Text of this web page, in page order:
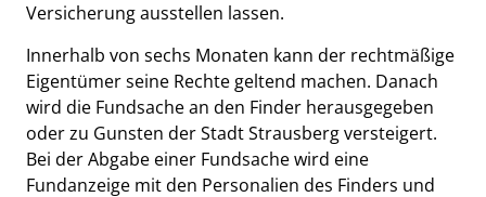
Versicherung ausstellen lassen.
Innerhalb von sechs Monaten kann der rechtmäßige
Eigentümer seine Rechte geltend machen. Danach
wird die Fundsache an den Finder herausgegeben
oder zu Gunsten der Stadt Strausberg versteigert.
Bei der Abgabe einer Fundsache wird eine
Fundanzeige mit den Personalien des Finders und